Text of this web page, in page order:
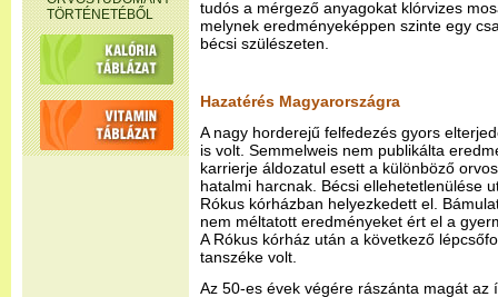
TÖRTÉNETÉBŐL
tudós a mérgező anyagokat klórvizes
melynek eredményeképpen szinte egy
bécsi szülészeten.
Hazatérés Magyarországra
A nagy horderejű felfedezés gyors
is volt. Semmelweis nem publikálta
karrierje áldozatul esett a különböző
hatalmi harcnak. Bécsi ellehetetlenülése
Rókus kórházban helyezkedett el.
nem méltatott eredményeket ért el a
A Rókus kórház után a következő
tanszéke volt.
Az 50-es évek végére rászánta magát az